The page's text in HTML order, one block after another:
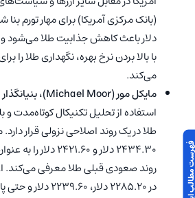
(بانک مرکزی آمریکا) برای مهار تورم
دلار باعث کاهش جذابیت طلا می‌شود
با بالا بردن نرخ بهره، نگهداری طلا را
می‌کند.
مایکل مور(Michael Moor) ، بنیانگذار Moor Analytics
استفاده از تحلیل تکنیکال کوتاه‌مدت
طلا در یک روند اصلاحی نزولی قرار
2434.30 دلار و
روند صعودی قبلی طلا معرفی می‌کند.
در 2285.20 دلار،